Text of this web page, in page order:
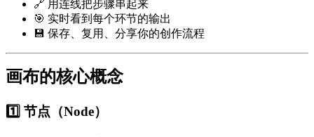
🔗 用连线把步骤串起来
🎯 实时看到每个环节的输出
💾 保存、复用、分享你的创作流程
画布的核心概念
1️⃣ 节点（Node）